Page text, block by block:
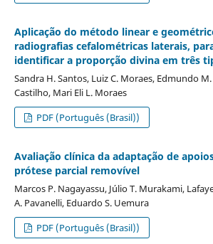
Aplicação do método linear e
radiografias cefalométricas laterais,
identificar a proporção divina em três
Sandra H. Santos, Luiz C. Moraes, Edmundo
Castilho, Mari Eli L. Moraes
PDF (Português (Brasil))
Avaliação clínica da adaptação de
prótese parcial removível
Marcos P. Nagayassu, Júlio T. Murakami,
A. Pavanelli, Eduardo S. Uemura
PDF (Português (Brasil))